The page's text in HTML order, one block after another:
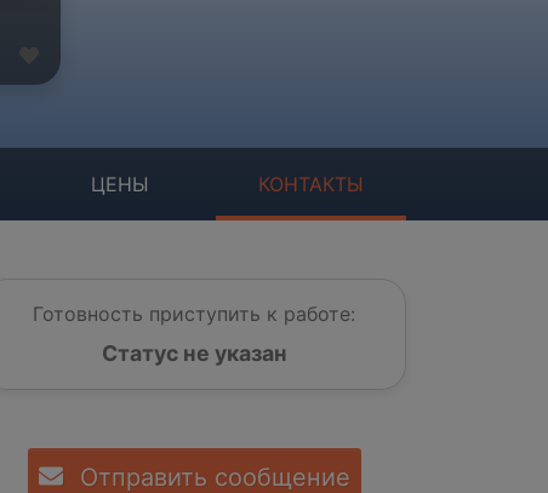
ЦЕНЫ КОНТАКТЫ
Готовность приступить к работе:
Статус не указан
Отправить сообщение